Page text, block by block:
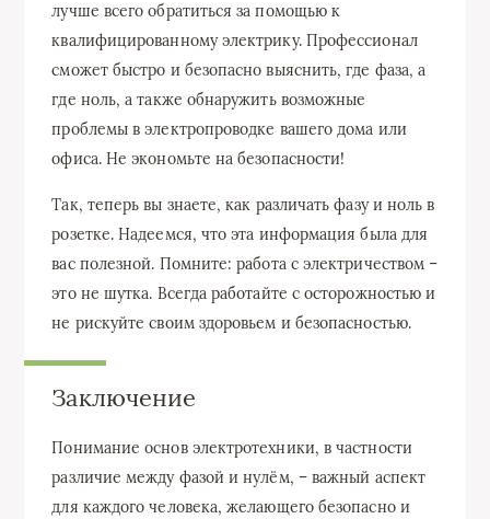
лучше всего обратиться за помощью к
квалифицированному электрику. Профессионал
сможет быстро и безопасно выяснить, где фаза, а
где ноль, а также обнаружить возможные
проблемы в электропроводке вашего дома или
офиса. Не экономьте на безопасности!
Так, теперь вы знаете, как различать фазу и ноль в
розетке. Надеемся, что эта информация была для
вас полезной. Помните: работа с электричеством –
это не шутка. Всегда работайте с осторожностью и
не рискуйте своим здоровьем и безопасностью.
Заключение
Понимание основ электротехники, в частности
различие между фазой и нулём, – важный аспект
для каждого человека, желающего безопасно и